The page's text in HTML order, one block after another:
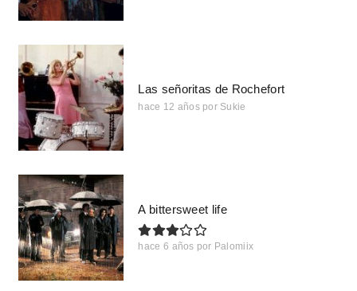
Las señoritas de Rochefort
hace 12 años por Sukie
A bittersweet life
hace 6 años por Palomiix